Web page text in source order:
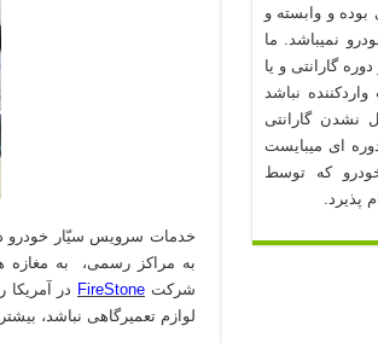
خدمات سرویس سیّار خودرو
به مراکز رسمی، به مغازه
شرکتFireStone
لوازم تعمیرگاهی نباشد،
و وابسته و
نمیباشد. ما
گارانتی و یا
نباشد
نشدن گارانتی
ای میبایست
که توسط
پذیرد.